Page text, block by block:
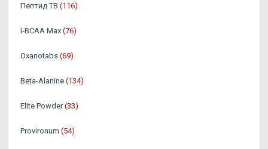
Пептид TB (116)
I-BCAA Max (76)
Oxanotabs (69)
Beta-Alanine (134)
Elite Powder (33)
Provironum (54)